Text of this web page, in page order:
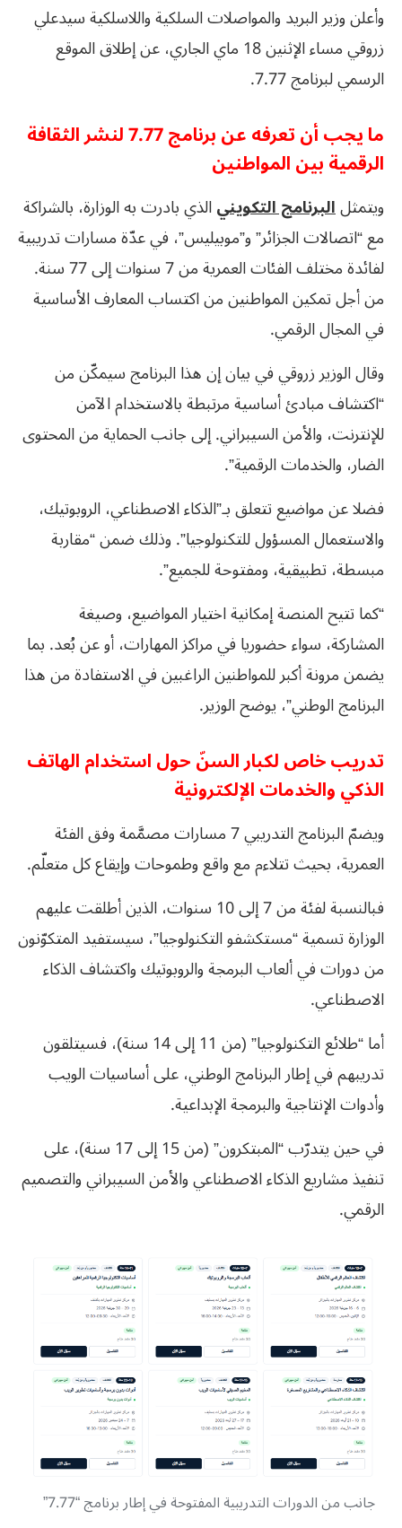
وأعلن وزير البريد والمواصلات السلكية واللاسلكية سيدعلي
زروقي مساء الإثنين 18 ماي الجاري، عن إطلاق الموقع
الرسمي لبرنامج 7.77.
ما يجب أن تعرفه عن برنامج 7.77 لنشر الثقافة
الرقمية بين المواطنين
ويتمثلالبرنامج التكوينيالذي بادرت به الوزارة، بالشراكة
مع “اتصالات الجزائر” و”موبيليس”، في عدّة مسارات تدريبية
لفائدة مختلف الفئات العمرية من 7 سنوات إلى 77 سنة.
من أجل تمكين المواطنين من اكتساب المعارف الأساسية
في المجال الرقمي.
وقال الوزير زروقي في بيان إن هذا البرنامج سيمكّن من
“اكتشاف مبادئ أساسية مرتبطة بالاستخدام الآمن
للإنترنت، والأمن السيبراني. إلى جانب الحماية من المحتوى
الضار، والخدمات الرقمية”.
فضلا عن مواضيع تتعلق بـ”الذكاء الاصطناعي، الروبوتيك،
والاستعمال المسؤول للتكنولوجيا”. وذلك ضمن “مقاربة
مبسطة، تطبيقية، ومفتوحة للجميع”.
“كما تتيح المنصة إمكانية اختيار المواضيع، وصيغة
المشاركة، سواء حضوريا في مراكز المهارات، أو عن بُعد. بما
يضمن مرونة أكبر للمواطنين الراغبين في الاستفادة من هذا
البرنامج الوطني”، يوضح الوزير.
تدريب خاص لكبار السنّ حول استخدام الهاتف
الذكي والخدمات الإلكترونية
ويضمّ البرنامج التدريبي 7 مسارات مصمَّمة وفق الفئة
العمرية، بحيث تتلاءم مع واقع وطموحات وإيقاع كل متعلّم.
فبالنسبة لفئة من 7 إلى 10 سنوات، الذين أطلقت عليهم
الوزارة تسمية “مستكشفو التكنولوجيا”، سيستفيد المتكوّنون
من دورات في ألعاب البرمجة والروبوتيك واكتشاف الذكاء
الاصطناعي.
أما “طلائع التكنولوجيا” (من 11 إلى 14 سنة)، فسيتلقون
تدريبهم في إطار البرنامج الوطني، على أساسيات الويب
وأدوات الإنتاجية والبرمجة الإبداعية.
في حين يتدرّب “المبتكرون” (من 15 إلى 17 سنة)، على
تنفيذ مشاريع الذكاء الاصطناعي والأمن السيبراني والتصميم
الرقمي.
جانب من الدورات التدريبية المفتوحة في إطار برنامج “7.77”